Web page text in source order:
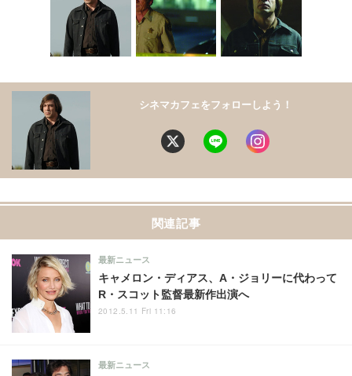
シネマカフェをフォローしよう！
関連記事
キャメロン・ディアス、A・ジョリーに代わって
R・スコット監督最新作出演へ
最新ニュース
2012.5.11 Fri 11:16
最新ニュース